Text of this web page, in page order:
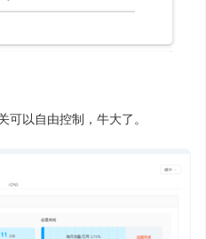
以自由控制，牛大了。